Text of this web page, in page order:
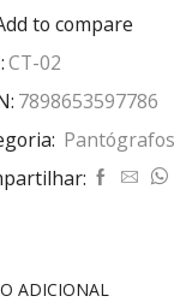
to compare
CT-02
7898653597786
Pantógrafos
ADICIONAL